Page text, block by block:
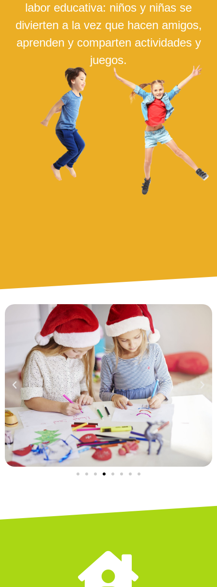
labor educativa: niños y niñas se
divierten a la vez que hacen amigos,
aprenden y comparten actividades y
juegos.